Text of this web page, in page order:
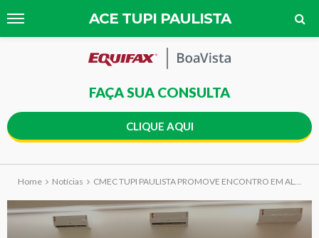
ACE TUPI PAULISTA
FAÇA SUA CONSULTA
CLIQUE AQUI
Home Notícias CMEC TUPI PAULISTA PROMOVE ENCONTRO EM ALUSÃO AO OUTUBRO ROSA